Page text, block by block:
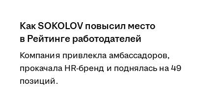
Как SOKOLOV повысил место
в Рейтинге работодателей
Компания привлекла амбассадоров,
прокачала HR-бренд и поднялась на 49
позиций.